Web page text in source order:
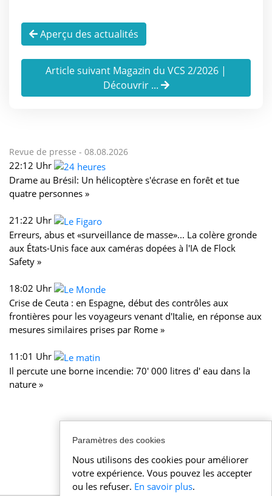
Aperçu des actualités
Article suivant Magazin du VCS 2/2026 |
Découvrir ...
Revue de presse - 08.08.2026
22:12 Uhr
Drame au Brésil: Un hélicoptère s'écrase en forêt et tue
quatre personnes »
21:22 Uhr
Erreurs, abus et «surveillance de masse»... La colère gronde
aux États-Unis face aux caméras dopées à l'IA de Flock
Safety »
18:02 Uhr
Crise de Ceuta : en Espagne, début des contrôles aux
frontières pour les voyageurs venant d'Italie, en réponse aux
mesures similaires prises par Rome »
11:01 Uhr
Il percute une borne incendie: 70' 000 litres d' eau dans la
nature »
Paramètres des cookies
Nous utilisons des cookies pour améliorer
votre expérience. Vous pouvez les accepter
ou les refuser. En savoir plus.